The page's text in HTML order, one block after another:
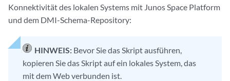
Konnektivität des lokalen Systems mit Junos Space Platform
und dem DMI-Schema-Repository:
HINWEIS: Bevor Sie das Skript ausführen,
kopieren Sie das Skript auf ein lokales System, das
mit dem Web verbunden ist.